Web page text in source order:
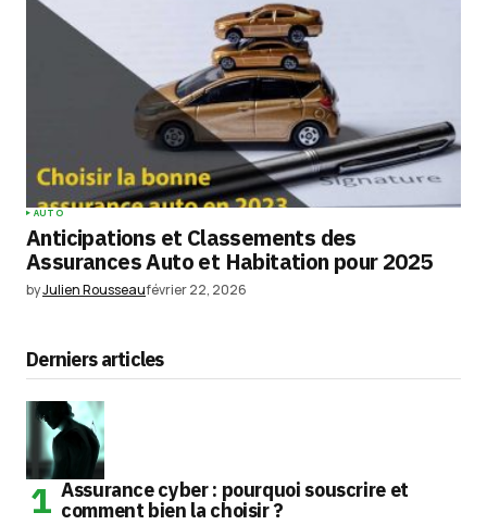
AUTO
Anticipations et Classements des
Assurances Auto et Habitation pour 2025
byJulien Rousseaufévrier 22, 2026
Derniers articles
Assurance cyber : pourquoi souscrire et
comment bien la choisir ?